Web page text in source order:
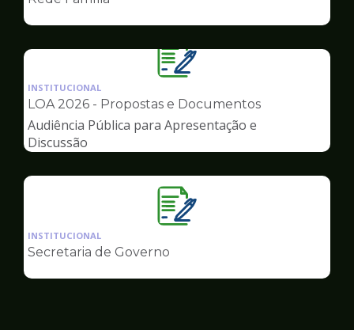
Governo
Ilustração
da
pagina
Governo
INSTITUCIONAL
LOA 2026 - Propostas e Documentos
Audiência Pública para Apresentação e
Discussão
Ilustração
da
Governo
INSTITUCIONAL
Secretaria de Governo